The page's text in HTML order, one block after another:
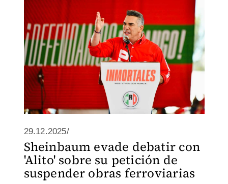
29.12.2025/
Sheinbaum evade debatir con
'Alito' sobre su petición de
suspender obras ferroviarias